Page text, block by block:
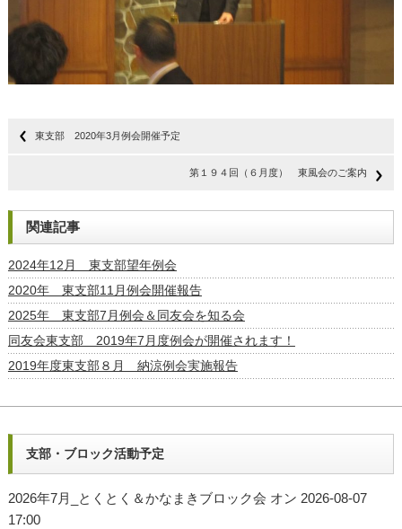
東支部 2020年3月例会開催予定
第１９４回（６月度） 東風会のご案内
関連記事
2024年12月 東支部望年例会
2020年 東支部11月例会開催報告
2025年 東支部7月例会＆同友会を知る会
同友会東支部 2019年7月度例会が開催されます！
2019年度東支部８月 納涼例会実施報告
支部・ブロック活動予定
2026年7月_とくとく＆かなまきブロック会 オン 2026-08-07
17:00